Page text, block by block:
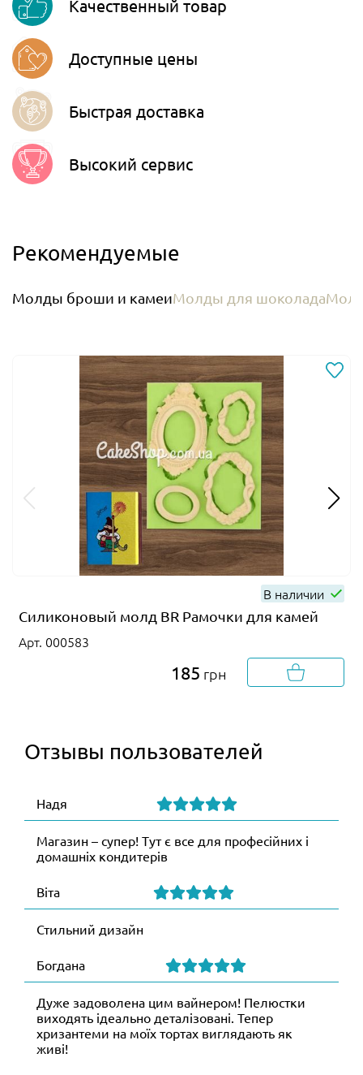
Telegram
Качественный товар
Доступные цены
Быстрая доставка
Высокий сервис
Рекомендуемые
Молды броши и камеиМолды для шоколада
В наличии
Силиконовый молд BR Рамочки для камей
Арт. 000583
185 грн
Отзывы пользователей
Надя
Магазин – супер! Тут є все для професійних і
домашніх кондитерів
Віта
Стильний дизайн
Богдана
Дуже задоволена цим вайнером! Пелюстки
виходять ідеально деталізовані. Тепер
хризантеми на моїх тортах виглядають як
живі!